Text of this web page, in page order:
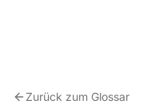
Zurück zum Glossar